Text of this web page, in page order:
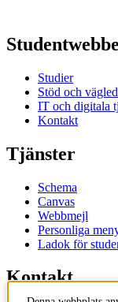
Studier
Stöd och
IT och digitala
Kontakt
Tjänster
Schema
Canvas
Webbmejl
Personliga
Ladok för
Kontakt